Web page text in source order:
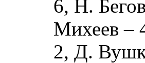
6, Н.
Михеев –
2,Д.